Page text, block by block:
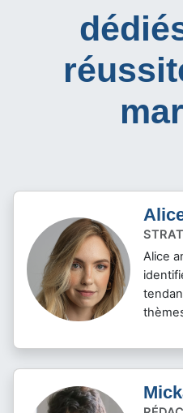
Alice